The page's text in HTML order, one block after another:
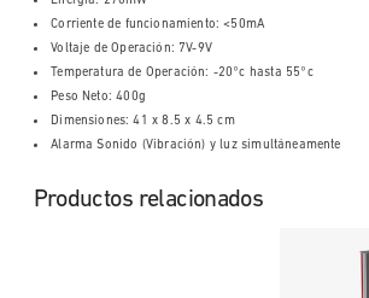
Corriente de funcionamiento: <50mA
Voltaje de Operación: 7V-9V
Temperatura de Operación: -20°c hasta 55°c
Peso Neto: 400g
Dimensiones: 41 x 8.5 x 4.5 cm
Alarma Sonido (Vibración) y luz simultáneamente
Productos relacionados